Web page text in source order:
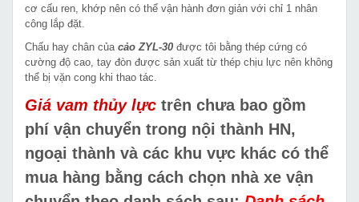
cơ cấu ren, khớp nên có thể vận hành đơn giản với chỉ 1 nhân
công lắp đặt.
Chấu hay chân của cảo ZYL-30 được tôi bằng thép cứng có
cường độ cao, tay đòn được sản xuất từ thép chịu lực nên không
thể bị vặn cong khi thao tác.
Giá vam thủy lực trên chưa bao gồm
phí vận chuyển trong nội thành HN,
ngoại thành và các khu vực khác có thể
mua hàng bằng cách chọn nhà xe vận